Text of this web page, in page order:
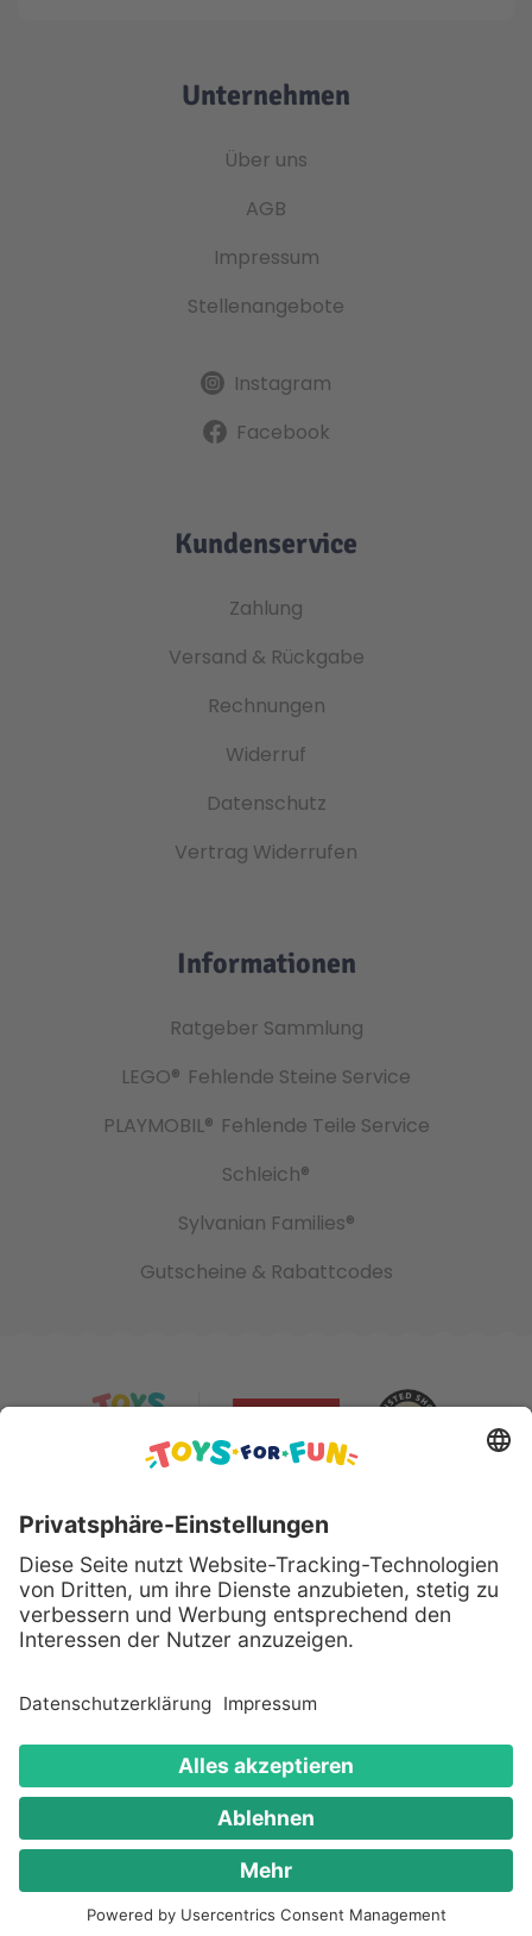
Unternehmen
Über uns
AGB
Impressum
Stellenangebote
Instagram
Facebook
Kundenservice
Zahlung
Versand & Rückgabe
Rechnungen
Widerruf
Datenschutz
Vertrag Widerrufen
Informationen
Ratgeber Sammlung
LEGO® Fehlende Steine Service
PLAYMOBIL® Fehlende Teile Service
Schleich®
Sylvanian Families®
Gutscheine & Rabattcodes
Sicher bezahlen mit:
Alle genannten Produkte und Logos sind eingetragene
Warenzeichen der jeweiligen Hersteller.
Copyright © 2008 - 2026 Toys for Fun GmbH - Alle
Rechte vorbehalten